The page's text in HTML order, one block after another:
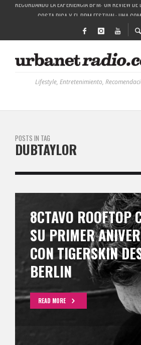
COSTA RICA Y EL BPM FESTIVAL: UNA
RUTAS NATURBANAS: EL PROYECTO QUE ESTÁ
LA HISTORIA DETRÁS DE LA MÚSICA
Lifestyle, Entretenimiento,
POSTS IN TAG
DUBTAYLOR
8CTAVO ROOFTOP
SU PRIMER
CON TIGERSKIN
BERLIN
READ MORE